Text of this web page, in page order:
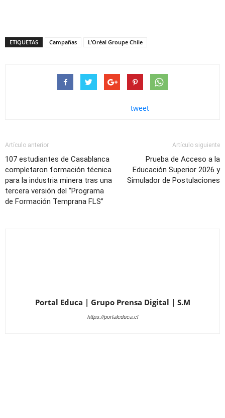
ETIQUETAS Campañas L’Oréal Groupe Chile
tweet
Artículo anterior
107 estudiantes de Casablanca
completaron formación técnica
para la industria minera tras una
tercera versión del “Programa
de Formación Temprana FLS”
Artículo siguiente
Prueba de Acceso a la
Educación Superior 2026 y
Simulador de Postulaciones
Portal Educa | Grupo Prensa Digital | S.M
https://portaleduca.cl